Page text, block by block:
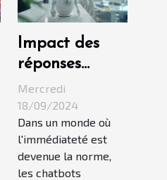
Impact des
réponses
rapides des
chatbots sur la
satisfaction
utilisateur
Mercredi
18/09/2024
Dans un monde où
l'immédiateté est
devenue la norme,
les chatbots